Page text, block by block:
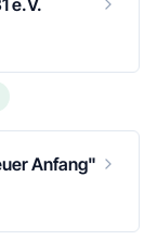
e.V.
Anfang"